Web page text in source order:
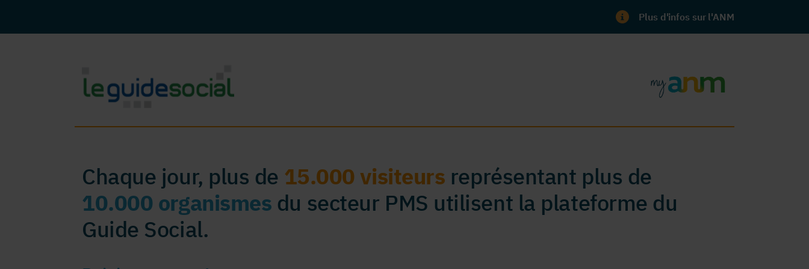
Plus d'infos sur l'ANM
Chaque jour, plus de 15.000 visiteurs représentant plus de
10.000 organismes du secteur PMS utilisent la plateforme du
Guide Social.